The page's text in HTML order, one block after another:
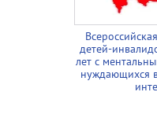
детей-
лет с
нуждающихся в